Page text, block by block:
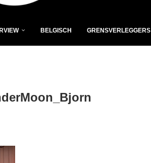
BELGISCH GRENSVERLEGGERS